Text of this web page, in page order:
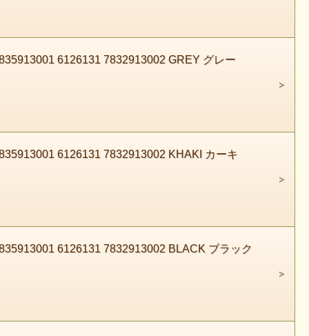
6126131 7832913002 GREY グレー
6126131 7832913002 KHAKI カーキ
6126131 7832913002 BLACK ブラック